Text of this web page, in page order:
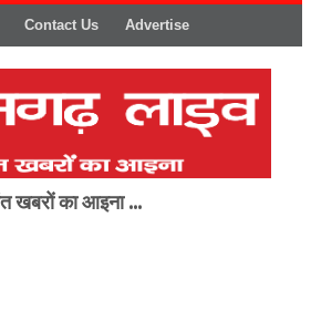
Contact Us Advertise
खबरों का आइना ...